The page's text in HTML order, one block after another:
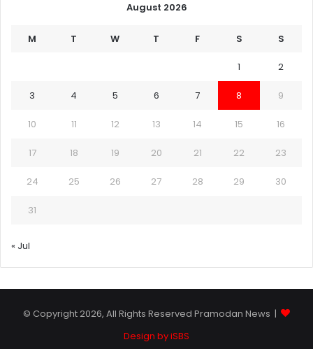
August 2026
M T W T F S S
1 2
3 4 5 6 7 8 9
10 11 12 13 14 15 16
17 18 19 20 21 22 23
24 25 26 27 28 29 30
31
« Jul
© Copyright 2026, All Rights Reserved Pramodan News |
Design by iSBS